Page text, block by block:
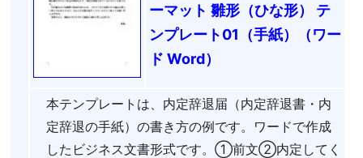
ーマット 雛形（ひな形） テ
ンプレート01（手紙）（ワー
ド Word）
本テンプレートは、内定辞退届（内定辞退書・内
定辞退の手紙）の書き方の例です。ワードで作成
したビジネス文書形式です。①前文②内定してく